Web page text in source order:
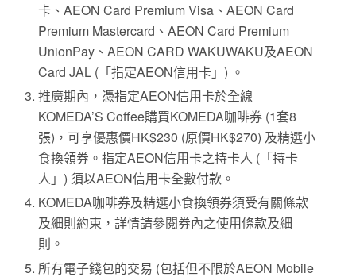
卡、AEON Card Premium Visa、AEON Card
Premium Mastercard、AEON Card Premium
UnionPay、AEON CARD WAKUWAKU及AEON
Card JAL (「指定AEON信用卡」) 。
推廣期內，憑指定AEON信用卡於全線
KOMEDA’S Coffee購買KOMEDA咖啡券 (1套8
張)，可享優惠價HK$230 (原價HK$270) 及精選小
食換領券。指定AEON信用卡之持卡人 (「持卡
人」) 須以AEON信用卡全數付款。
KOMEDA咖啡券及精選小食換領券須受有關條款
及細則約束，詳情請參閱券內之使用條款及細
則。
所有電子錢包的交易 (包括但不限於AEON Mobile